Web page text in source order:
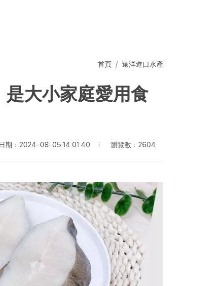
首頁 遠洋進口水產
大小家庭愛用食
期：2024-08-05 14:01:40 瀏覽數：2604